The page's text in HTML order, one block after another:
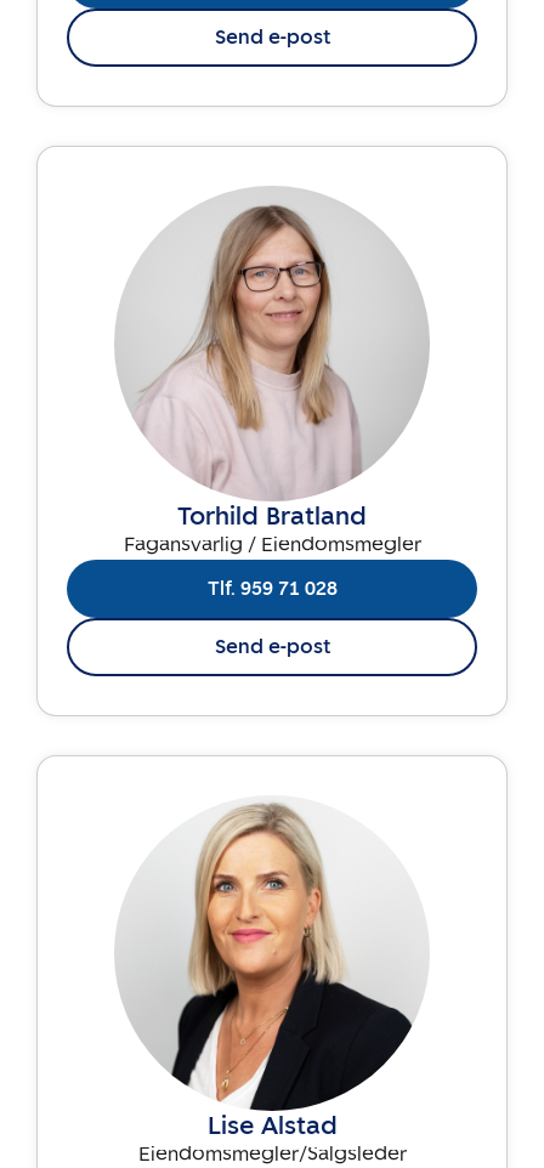
Send e-post
Torhild Bratland
Fagansvarlig / Eiendomsmegler
Tlf. 959 71 028
Send e-post
Lise Alstad
Eiendomsmegler/Salgsleder